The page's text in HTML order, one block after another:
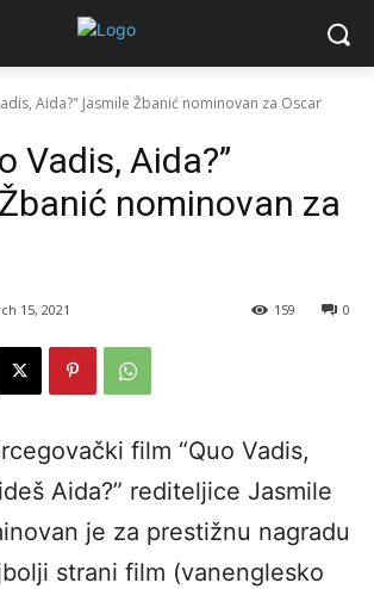
Aida?" Jasmile Žbanić nominovan za Oscar
Vadis, Aida?”
nominovan za
15, 2021 0
159
film “Quo Vadis,
Aida?” rediteljice Jasmile
je za prestižnu nagradu
strani film (vanenglesko